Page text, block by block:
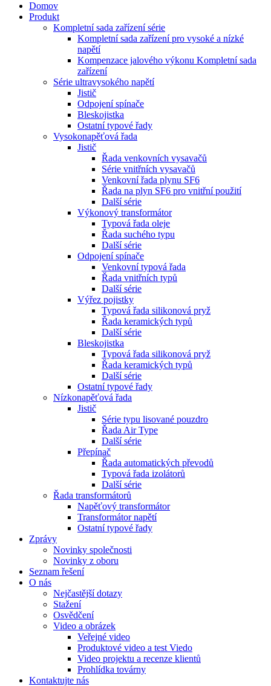
Domov
Produkt
Kompletní sada zařízení série
Kompletní sada zařízení pro vysoké a nízké
napětí
Kompenzace jalového výkonu Kompletní sada
zařízení
Série ultravysokého napětí
Jistič
Odpojení spínače
Bleskojistka
Ostatní typové řady
Vysokonapěťová řada
Jistič
Řada venkovních vysavačů
Série vnitřních vysavačů
Venkovní řada plynu SF6
Řada na plyn SF6 pro vnitřní použití
Další série
Výkonový transformátor
Typová řada oleje
Řada suchého typu
Další série
Odpojení spínače
Venkovní typová řada
Řada vnitřních typů
Další série
Výřez pojistky
Typová řada silikonová pryž
Řada keramických typů
Další série
Bleskojistka
Typová řada silikonová pryž
Řada keramických typů
Další série
Ostatní typové řady
Nízkonapěťová řada
Jistič
Série typu lisované pouzdro
Řada Air Type
Další série
Přepínač
Řada automatických převodů
Typová řada izolátorů
Další série
Řada transformátorů
Napěťový transformátor
Transformátor napětí
Ostatní typové řady
Zprávy
Novinky společnosti
Novinky z oboru
Seznam řešení
O nás
Nejčastější dotazy
Stažení
Osvědčení
Video a obrázek
Veřejné video
Produktové video a test Viedo
Video projektu a recenze klientů
Prohlídka továrny
Kontaktujte nás